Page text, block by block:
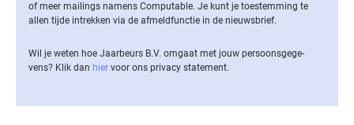
of meer mailings namens Computable. Je kunt je toestemming te
allen tijde intrekken via de af­meld­func­tie in de nieuwsbrief.
Wil je weten hoe Jaarbeurs B.V. omgaat met jouw per­soons­ge­ge­
vens? Klik dan hier voor ons privacy statement.